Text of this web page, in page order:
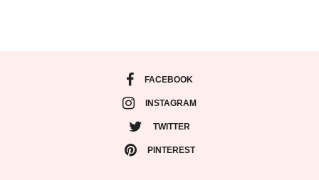
FACEBOOK
INSTAGRAM
TWITTER
PINTEREST